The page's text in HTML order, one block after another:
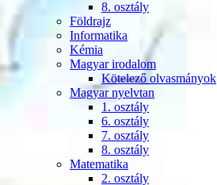
8. osztály
Földrajz
Informatika
Kémia
Magyar irodalom
Kötelező olvasmányok
Magyar nyelvtan
1. osztály
6. osztály
7. osztály
8. osztály
Matematika
2. osztály